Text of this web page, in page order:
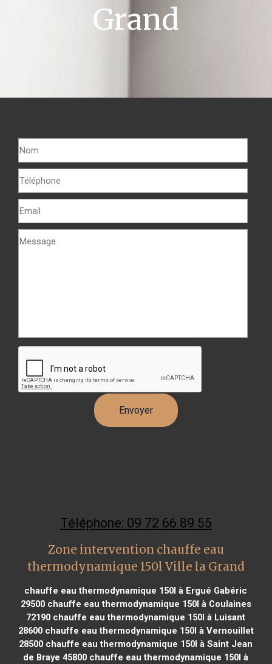
Grand
Téléphone: 09 72 66 89 55
Zone intervention chauffe eau
thermodynamique 150l Ville la Grand
chauffe eau thermodynamique 150l à Ergué Gabéric
29500chauffe eau thermodynamique 150l à Coulaines
72190 chauffe eau thermodynamique 150l à Luisant
28600chauffe eau thermodynamique 150l à Vernouillet
28500 chauffe eau thermodynamique 150l à Saint Jean
de Braye 45800 chauffe eau thermodynamique 150l à